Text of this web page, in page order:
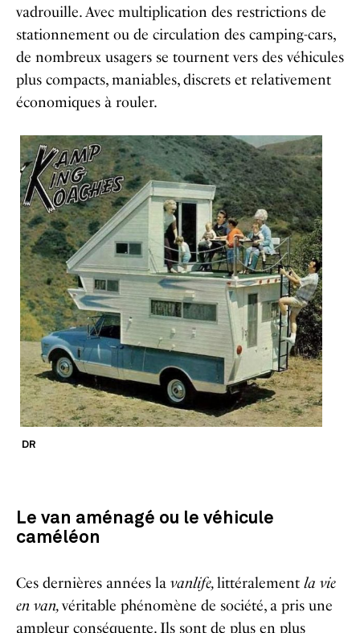
vadrouille. Avec multiplication des restrictions de
stationnement ou de circulation des camping-cars,
de nombreux usagers se tournent vers des véhicules
plus compacts, maniables, discrets et relativement
économiques à rouler.
DR
Le van aménagé ou le véhicule
caméléon
Ces dernières années la vanlife,littéralement la vie
en van,véritable phénomène de société, a pris une
ampleur conséquente. Ils sont de plus en plus